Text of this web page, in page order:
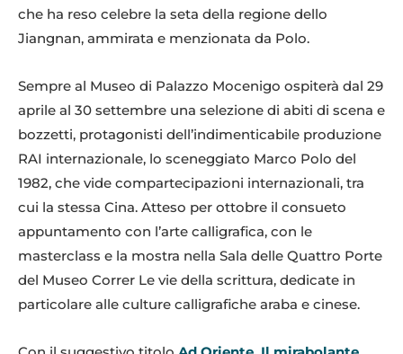
che ha reso celebre la seta della regione dello
Jiangnan, ammirata e menzionata da Polo.
Sempre al Museo di Palazzo Mocenigo ospiterà dal 29
aprile al 30 settembre una selezione di abiti di scena e
bozzetti, protagonisti dell’indimenticabile produzione
RAI internazionale, lo sceneggiato Marco Polo del
1982, che vide compartecipazioni internazionali, tra
cui la stessa Cina. Atteso per ottobre il consueto
appuntamento con l’arte calligrafica, con le
masterclass e la mostra nella Sala delle Quattro Porte
del Museo Correr Le vie della scrittura, dedicate in
particolare alle culture calligrafiche araba e cinese.